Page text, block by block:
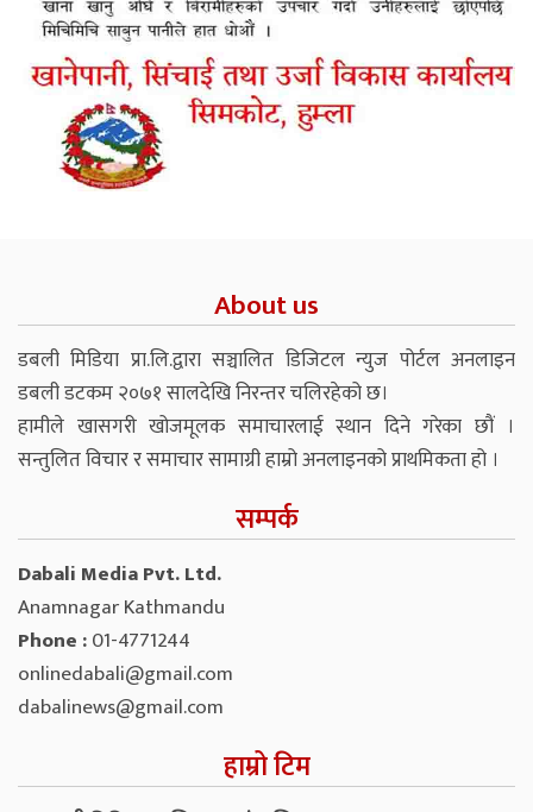
About us
डबली मिडिया प्रा.लि.द्वारा सञ्चालित डिजिटल न्युज पोर्टल अनलाइन
डबली डटकम २०७१ सालदेखि निरन्तर चलिरहेको छ।
हामीले खासगरी खोजमूलक समाचारलाई स्थान दिने गरेका छौं ।
सन्तुलित विचार र समाचार सामाग्री हाम्रो अनलाइनको प्राथमिकता हो ।
सम्पर्क
Dabali Media Pvt. Ltd.
Anamnagar Kathmandu
Phone :01-4771244
onlinedabali@gmail.com
dabalinews@gmail.com
हाम्रो टिम